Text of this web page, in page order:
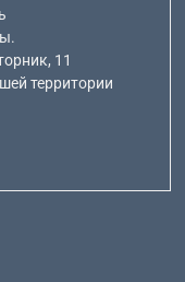
11
территории